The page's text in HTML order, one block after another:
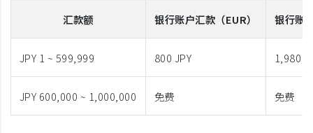
汇款额 银行账户汇款 （EUR） 银行账
JPY 1 ~ 599,999 800 JPY 1,980
JPY 600,000 ~ 1,000,000 免费 免费